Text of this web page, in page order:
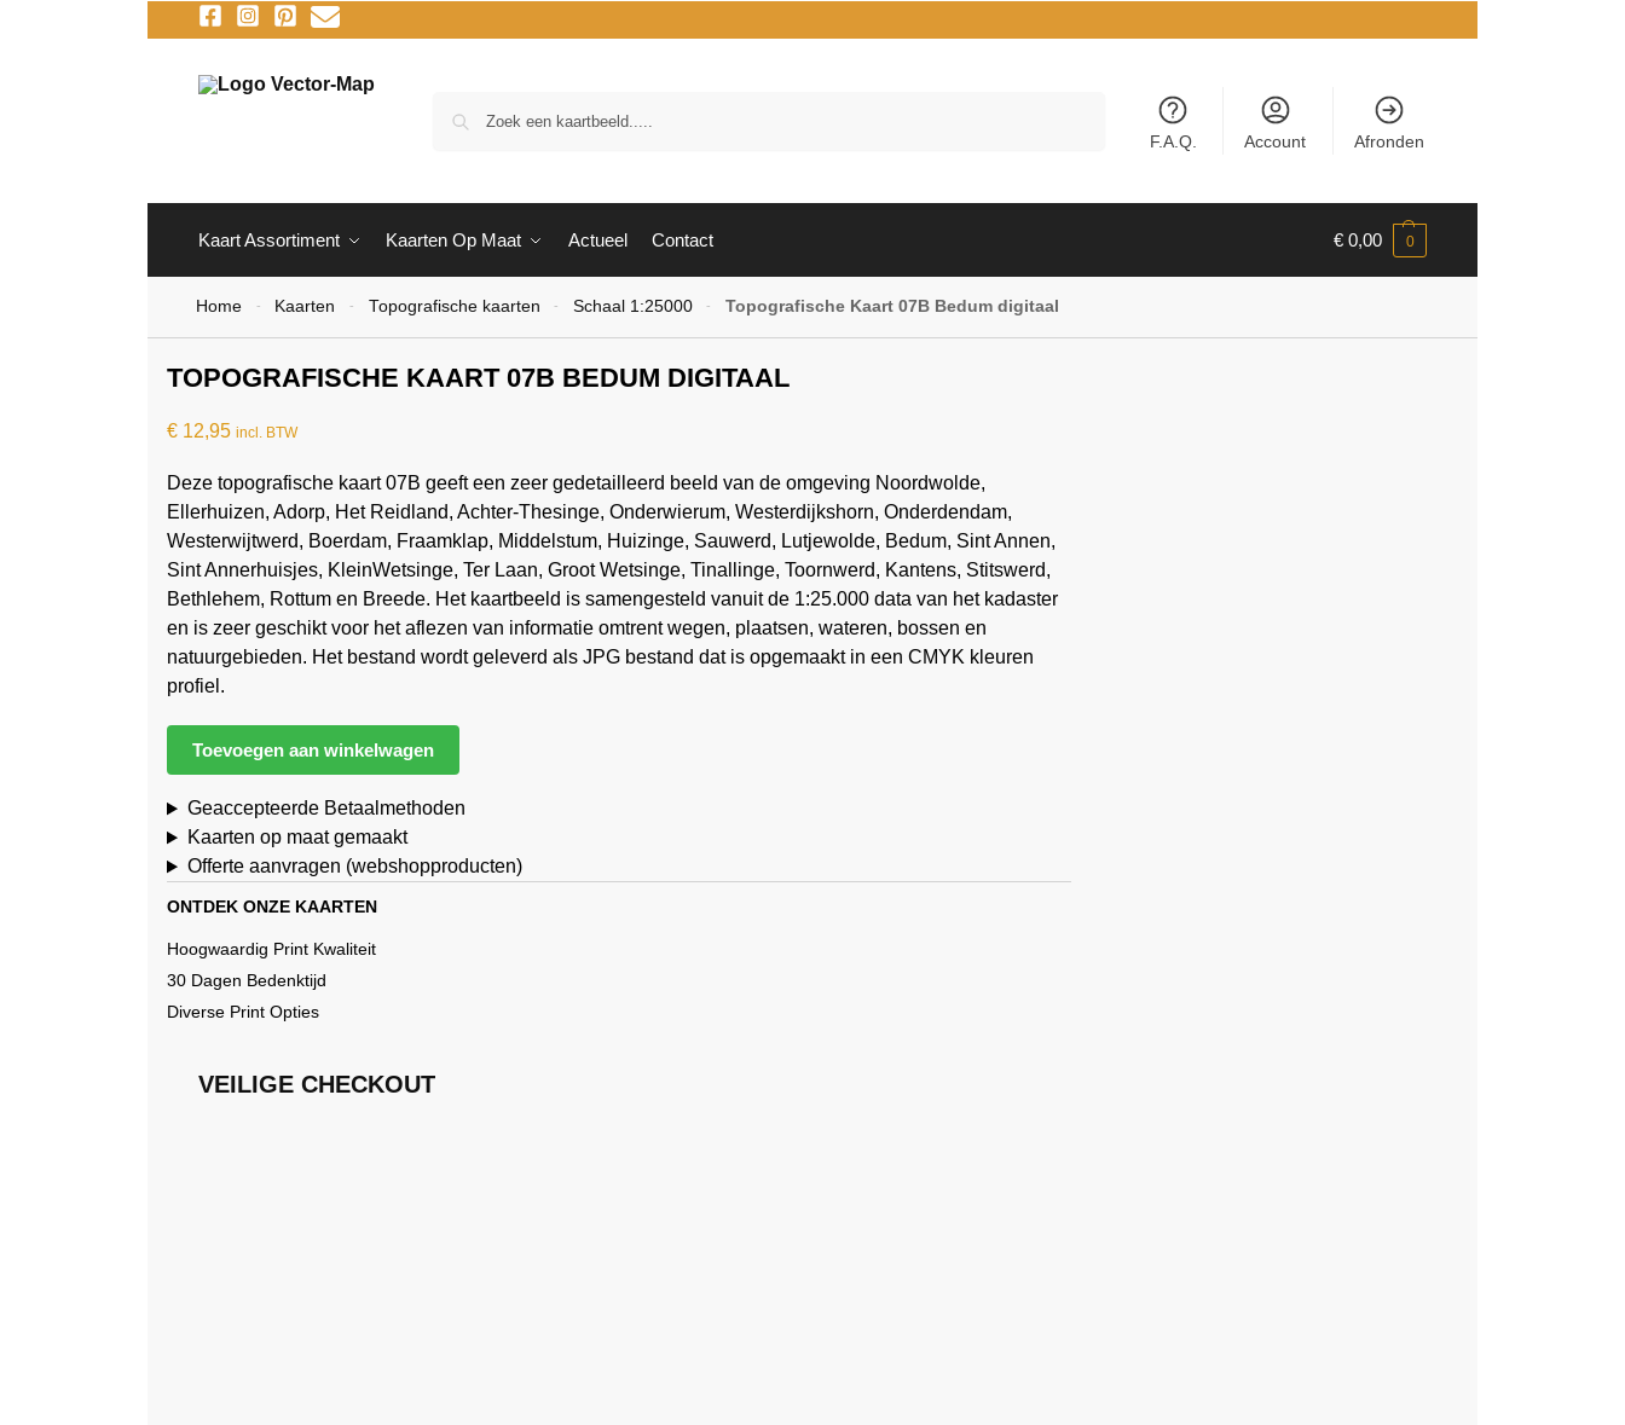
F.A.Q. Account Afronden
Kaart Assortiment Kaarten Op Maat Actueel Contact € 0,00 0
Home - Kaarten - Topografische kaarten - Schaal 1:25000 - Topografische Kaart 07B Bedum digitaal
TOPOGRAFISCHE KAART 07B BEDUM DIGITAAL
€ 12,95 incl. BTW
Deze topografische kaart 07B geeft een zeer gedetailleerd beeld van de omgeving Noordwolde,
Ellerhuizen, Adorp, Het Reidland, Achter-Thesinge, Onderwierum, Westerdijkshorn, Onderdendam,
Westerwijtwerd, Boerdam, Fraamklap, Middelstum, Huizinge, Sauwerd, Lutjewolde, Bedum, Sint Annen,
Sint Annerhuisjes, KleinWetsinge, Ter Laan, Groot Wetsinge, Tinallinge, Toornwerd, Kantens, Stitswerd,
Bethlehem, Rottum en Breede. Het kaartbeeld is samengesteld vanuit de 1:25.000 data van het kadaster
en is zeer geschikt voor het aflezen van informatie omtrent wegen, plaatsen, wateren, bossen en
natuurgebieden. Het bestand wordt geleverd als JPG bestand dat is opgemaakt in een CMYK kleuren
profiel.
Toevoegen aan winkelwagen
Geaccepteerde Betaalmethoden
Kaarten op maat gemaakt
Offerte aanvragen (webshopproducten)
ONTDEK ONZE KAARTEN
Hoogwaardig Print Kwaliteit
30 Dagen Bedenktijd
Diverse Print Opties
VEILIGE CHECKOUT